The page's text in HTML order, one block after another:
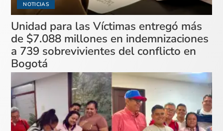
NOTICIAS
Unidad para las Víctimas entregó más
de $7.088 millones en indemnizaciones
a 739 sobrevivientes del conflicto en
Bogotá